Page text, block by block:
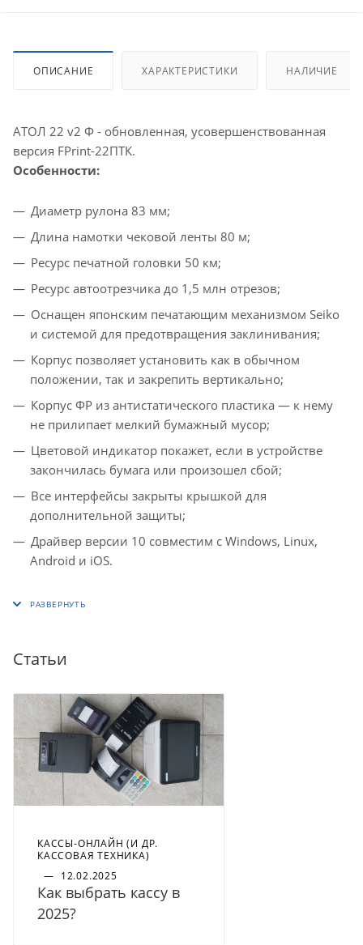
ОПИСАНИЕ ХАРАКТЕРИСТИКИ НАЛИЧИЕ
АТОЛ 22 v2 Ф - обновленная, усовершенствованная
версия FPrint-22ПТК.
Особенности:
Диаметр рулона 83 мм;
Длина намотки чековой ленты 80 м;
Ресурс печатной головки 50 км;
Ресурс автоотрезчика до 1,5 млн отрезов;
Оснащен японским печатающим механизмом Seiko
и системой для предотвращения заклинивания;
Корпус позволяет установить как в обычном
положении, так и закрепить вертикально;
Корпус ФР из антистатического пластика — к нему
не прилипает мелкий бумажный мусор;
Цветовой индикатор покажет, если в устройстве
закончилась бумага или произошел сбой;
Все интерфейсы закрыты крышкой для
дополнительной защиты;
Драйвер версии 10 совместим с Windows, Linux,
Android и iOS.
Статьи
КАССЫ-ОНЛАЙН (И ДР.
КАССОВАЯ ТЕХНИКА)
— 12.02.2025
Как выбрать кассу в
2025?